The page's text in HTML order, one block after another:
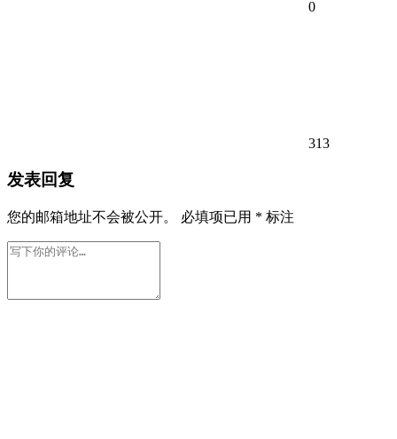
0
313
发表回复
您的邮箱地址不会被公开。 必填项已用 * 标注